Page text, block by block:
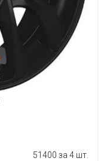
51400 за 4 шт.